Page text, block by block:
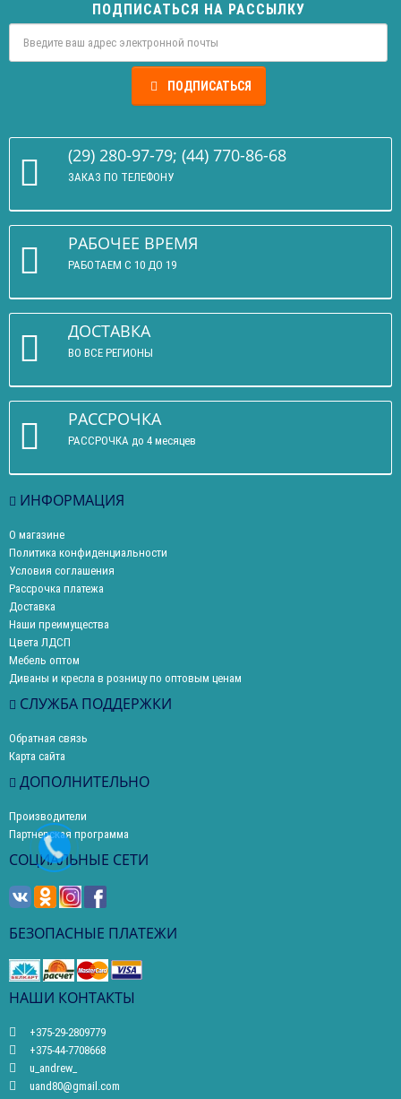
ПОДПИСАТЬСЯ НА РАССЫЛКУ
ПОДПИСАТЬСЯ
(29) 280-97-79; (44) 770-86-68
ЗАКАЗ ПО ТЕЛЕФОНУ
РАБОЧЕЕ ВРЕМЯ
РАБОТАЕМ С 10 ДО 19
ДОСТАВКА
ВО ВСЕ РЕГИОНЫ
РАССРОЧКА
РАССРОЧКА до 4 месяцев
ИНФОРМАЦИЯ
О магазине
Политика конфиденциальности
Условия соглашения
Рассрочка платежа
Доставка
Наши преимущества
Цвета ЛДСП
Мебель оптом
Диваны и кресла в розницу по оптовым ценам
СЛУЖБА ПОДДЕРЖКИ
Обратная связь
Карта сайта
ДОПОЛНИТЕЛЬНО
Производители
Партнерская программа
СОЦИАЛЬНЫЕ СЕТИ
БЕЗОПАСНЫЕ ПЛАТЕЖИ
НАШИ КОНТАКТЫ
+375-29-2809779
+375-44-7708668
u_andrew_
uand80@gmail.com